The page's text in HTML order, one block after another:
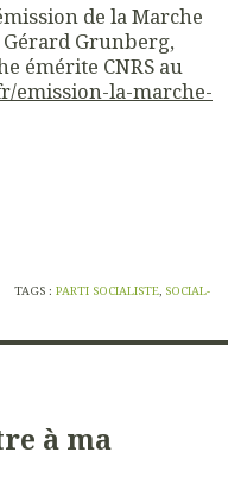
de la Marche
Grunberg,
émérite CNRS au
emission-la-marche-
TAGS :PARTI SOCIALISTE, SOCIAL-
à ma